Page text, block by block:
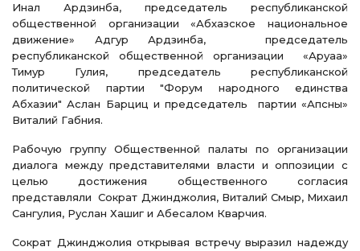
Инал Ардзинба, председатель республиканской
общественной организации «Абхазское национальное
движение» Адгур Ардзинба, председатель
республиканской общественной организации «Аруаа»
Тимур Гулия, председатель республиканской
политической партии "Форум народного единства
Абхазии" Аслан Барциц и председатель партии «Апсны»
Виталий Габния.
Рабочую группу Общественной палаты по организации
диалога между представителями власти и оппозиции с
целью достижения общественного согласия
представляли Сократ Джинджолия, Виталий Смыр, Михаил
Сангулия, Руслан Хашиг и Абесалом Кварчия.
Сократ Джинджолия открывая встречу выразил надежду